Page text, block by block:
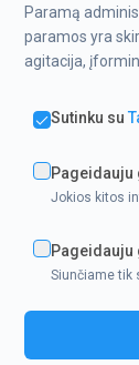
Paramą
paramos yra
agitacija,
Sutinku su
Pageidauju
Jokios kitos
Pageidauju
Siunčiame tik